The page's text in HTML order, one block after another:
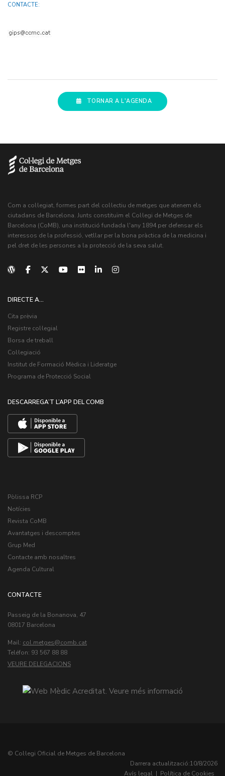
CONTACTE:
TORNAR A L'AGENDA
Com a col·legiat, formes part del col·lectiu de metges que atenem els
ciutadans de Barcelona. Junts constituïm el Col·legi de Metges de
Barcelona (CoMB), una institució fundada l'any 1894 per defensar els
interessos de la professió, vetllar per la bona pràctica de la medicina i
pel dret de les persones a la protecció de la seva salut.
DIRECTE A...
Cita prèvia
Registre col·legial
Borsa de treball
Col·legiació
Institut de Formació Mèdica i Lideratge
Programa de Protecció Social
DESCARREGA’T L’APP DEL COMB
Pòlissa RCP
Notícies
Revista CoMB
Avantatges i descomptes
Grup Med
Contacte amb nosaltres
Agenda Cultural
CONTACTE
Passeig de la Bonanova, 47
08017 Barcelona
Mail: col.metges
Teléfon: 93 567 88 88
VEURE DELEGACIONS
© Col·legi Oficial de Metges de Barcelona
Darrera actualització:10/8/2026
Avís legal | Política de Cookies